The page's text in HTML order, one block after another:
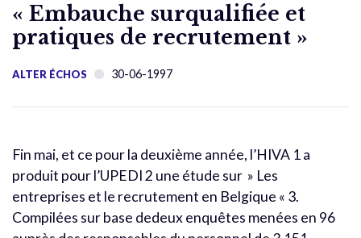
« Embauche surqualifiée et
pratiques de recrutement »
ALTER ÉCHOS 30-06-1997
Fin mai, et ce pour la deuxième année, l’HIVA 1 a
produit pour l’UPEDI 2 une étude sur » Les
entreprises et le recrutement en Belgique « 3.
Compilées sur base dedeux enquêtes menées en 96